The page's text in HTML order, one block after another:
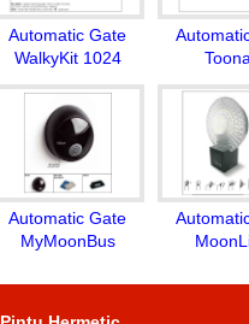
Automatic Gate
WalkyKit 1024
Automatic Gate
MyMoonBus